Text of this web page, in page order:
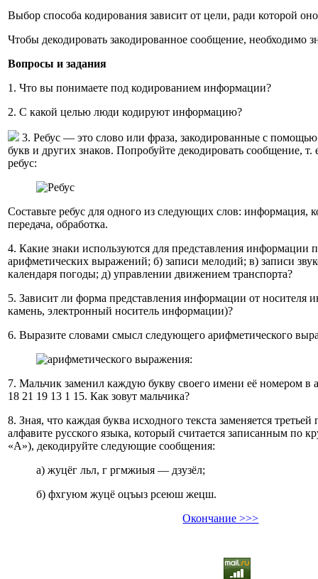
Выбор способа кодирования зависит от цели, ради которой
Чтобы декодировать закодированное сообщение, необходимо
Вопросы и задания
1. Что вы понимаете под кодированием информации?
2. С какой целью люди кодируют информацию?
3. Ребус — это слово или фраза, закодированные с
букв и других знаков. Попробуйте декодировать сообщение, т.
ребус:
Составьте ребус для одного из следующих слов: информация,
передача, обработка.
4. Какие знаки используются для представления информации
арифметических выражений; б) записи мелодий; в) записи
календаря погоды; д) управлении движением транспорта?
5. Зависит ли форма представления информации от носителя
камень, электронный носитель информации)?
6. Выразите словами смысл следующего арифметического
7. Мальчик заменил каждую букву своего имени её номером в
18 21 19 13 1 15. Как зовут мальчика?
8. Зная, что каждая буква исходного текста заменяется третьей
алфавите русского языка, который считается записанным по
«А»), декодируйте следующие сообщения:
а) жуцёг льл, г ргмжиыя — дзузёл;
б) фхгуюм жуцё оцъыз рсеюш жецш.
Окончание >>>